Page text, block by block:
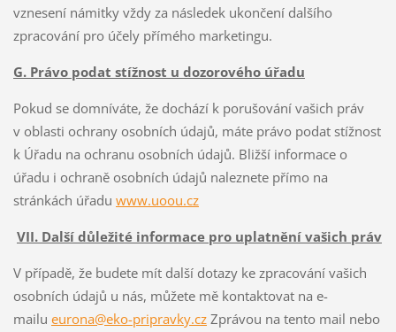
vznesení námitky vždy za následek ukončení dalšího
zpracování pro účely přímého marketingu.
G. Právo podat stížnost u dozorového úřadu
Pokud se domníváte, že dochází k porušování vašich práv
v oblasti ochrany osobních údajů, máte právo podat stížnost
k Úřadu na ochranu osobních údajů. Bližší informace o
úřadu i ochraně osobních údajů naleznete přímo na
stránkách úřadu www.uoou.cz
VII. Další důležité informace pro uplatnění vašich práv
V případě, že budete mít další dotazy ke zpracování vašich
osobních údajů u nás, můžete mě kontaktovat na e-
mailu eurona@eko-pripravky.czZprávou na tento mail nebo